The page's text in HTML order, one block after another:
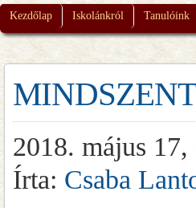
Kezdőlap Iskolánkról Tanulóink
2018. május
Írta: Csaba